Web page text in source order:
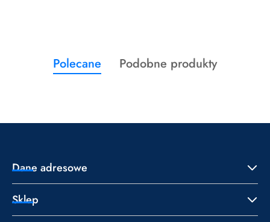
Pomiń karuzelę produktów
Produkty
o
Polecane
Produkty
Podobne produkty
Dane adresowe
Sklep